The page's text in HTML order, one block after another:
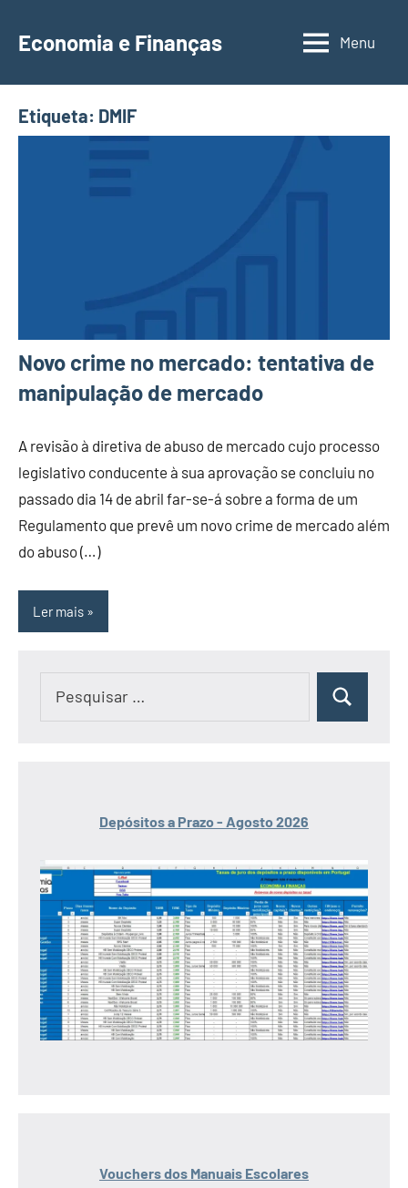
para
conteúdo
Economia e Finanças
Depósitos
IRS,
Finanças
Menu
Etiqueta: DMIF
Novo crime no mercado: tentativa de
manipulação de mercado
A revisão à diretiva de abuso de mercado cujo processo
legislativo conducente à sua aprovação se concluiu no
passado dia 14 de abril far-se-á sobre a forma de um
Regulamento que prevê um novo crime de mercado além
do abuso (…)
Ler mais
Pesquisar
Depósitos a Prazo - Agosto 2026
Vouchers dos Manuais Escolares